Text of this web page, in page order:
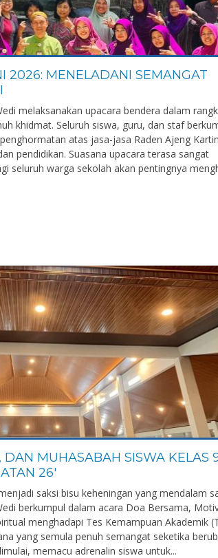
2026: MENELADANI SEMANGAT
melaksanakan upacara bendera dalam
khidmat. Seluruh siswa, guru, dan staf
atas jasa-jasa Raden Ajeng
pendidikan. Suasana upacara terasa sangat
seluruh warga sekolah akan pentingnya
MUHASABAH SISWA KELAS
26′
saksi bisu keheningan yang mendalam
berkumpul dalam acara Doa Bersama,
menghadapi Tes Kemampuan Akademik
yang semula penuh semangat seketika
memacu adrenalin siswa untuk...